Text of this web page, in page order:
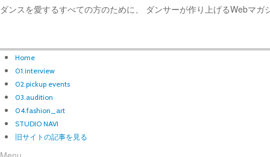
ダンスを愛するすべての方のために、 ダンサーが作り上げるWebマガ
Home
01.interview
02.pickup events
03.audition
04.fashion_art
STUDIO NAVI
旧サイトの記事を見る